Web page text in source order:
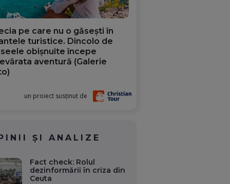
pe care nu o găsești în
turistice. Dincolo de
obișnuite începe
aventură (Galerie
un proiect susținut de
ȘI ANALIZE
Fact check: Rolul
dezinformării în criza din
Ceuta